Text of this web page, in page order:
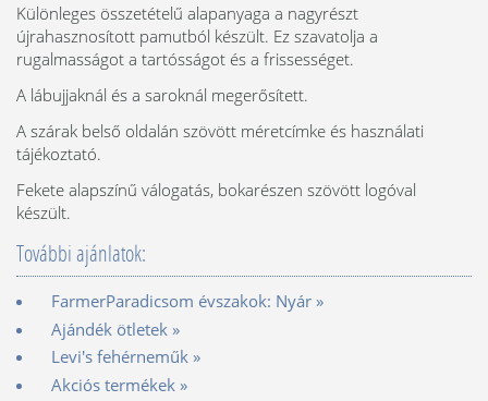
Különleges összetételű alapanyaga a nagyrészt
újrahasznosított pamutból készült. Ez szavatolja a
rugalmasságot a tartósságot és a frissességet.
A lábujjaknál és a saroknál megerősített.
A szárak belső oldalán szövött méretcímke és használati
tájékoztató.
Fekete alapszínű válogatás, bokarészen szövött logóval
készült.
További ajánlatok:
FarmerParadicsom évszakok: Nyár »
Ajándék ötletek »
Levi's fehérneműk »
Akciós termékek »